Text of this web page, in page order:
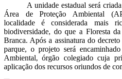
A unidade estadual será
Área de Proteção Ambiental
localidade é considerada mais
biodiversidade, do que a Floresta
Branca. Após a assinatura do
parque, o projeto será
Ambiental, órgão colegiado cuja
aplicação dos recursos oriundos de